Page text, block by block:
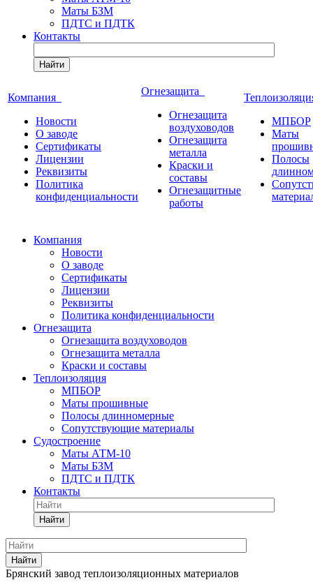
Маты БЗМ
ПДТС и ПДТК
Контакты
Найти
Компания
Новости
О заводе
Сертификаты
Лицензии
Реквизиты
Политика
конфиденциальности
Огнезащита
Огнезащита
воздуховодов
Огнезащита
металла
Краски и
составы
Огнезащитные
работы
МПБОР
Маты
Полосы
Компания
Новости
О заводе
Сертификаты
Лицензии
Реквизиты
Политика конфиденциальности
Огнезащита
Огнезащита воздуховодов
Огнезащита металла
Краски и составы
Теплоизоляция
МПБОР
Маты прошивные
Полосы длинномерные
Сопутствующие материалы
Судостроение
Маты АТМ-10
Маты БЗМ
ПДТС и ПДТК
Контакты
Найти
Найти
Брянский завод теплоизоляционных материалов